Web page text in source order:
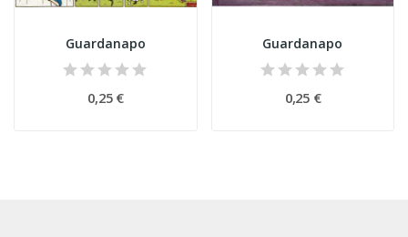
Guardanapo
0,25 €
Guardanapo
0,25 €